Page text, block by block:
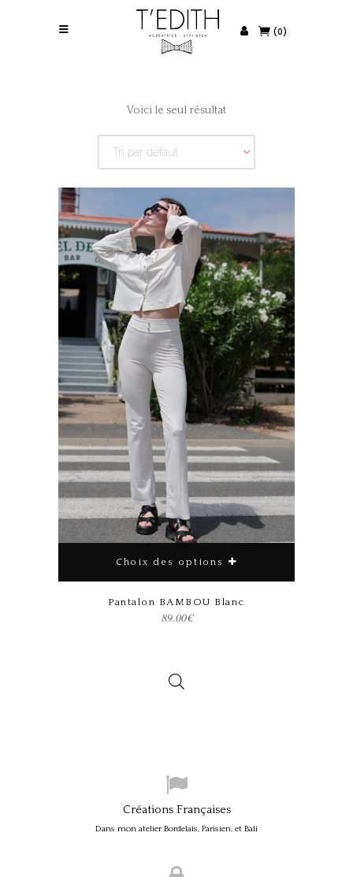
(0)
Voici le seul résultat
Tri par défaut
Choix des options
Ce produit a plusieurs variations. Les options peuvent être choisies sur la page du produit
Pantalon BAMBOU Blanc
89.00€
Créations Françaises
Dans mon atelier Bordelais, Parisien, et Bali